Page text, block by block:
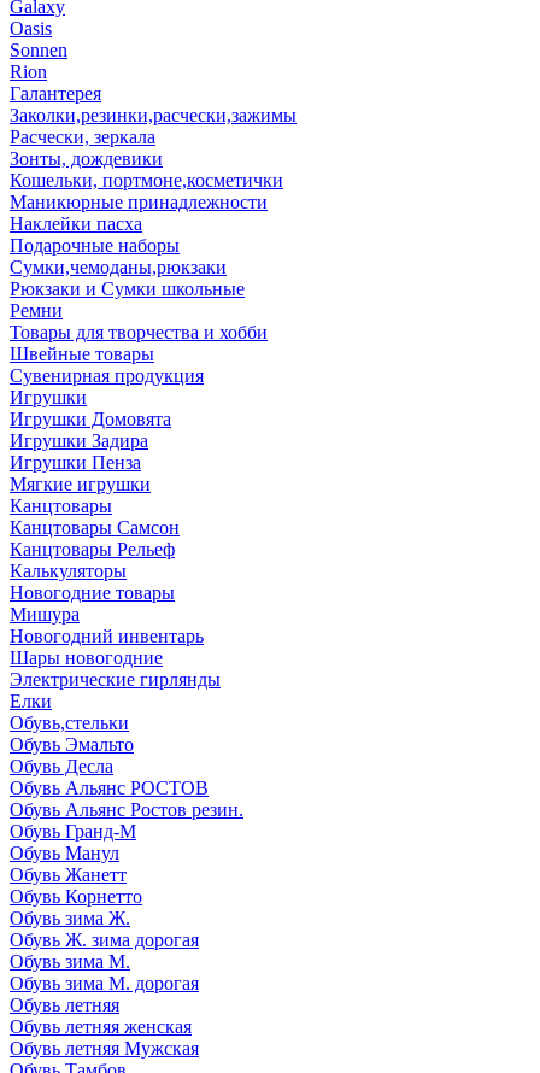
Galaxy
Oasis
Sonnen
Rion
Галантерея
Заколки,резинки,расчески,зажимы
Расчески, зеркала
Зонты, дождевики
Кошельки, портмоне,косметички
Маникюрные принадлежности
Наклейки пасха
Подарочные наборы
Сумки,чемоданы,рюкзаки
Рюкзаки и Сумки школьные
Ремни
Товары для творчества и хобби
Швейные товары
Сувенирная продукция
Игрушки
Игрушки Домовята
Игрушки Задира
Игрушки Пенза
Мягкие игрушки
Канцтовары
Канцтовары Самсон
Канцтовары Рельеф
Калькуляторы
Новогодние товары
Мишура
Новогодний инвентарь
Шары новогодние
Электрические гирлянды
Елки
Обувь,стельки
Обувь Эмальто
Обувь Десла
Обувь Альянс РОСТОВ
Обувь Альянс Ростов резин.
Обувь Гранд-М
Обувь Манул
Обувь Жанетт
Обувь Корнетто
Обувь зима Ж.
Обувь Ж. зима дорогая
Обувь зима М.
Обувь зима М. дорогая
Обувь летняя
Обувь летняя женская
Обувь летняя Мужская